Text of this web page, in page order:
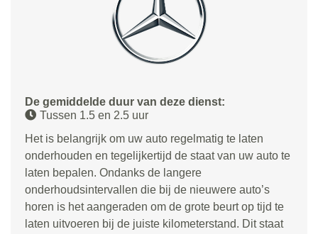
De gemiddelde duur van deze dienst:
Tussen 1.5 en 2.5 uur
Het is belangrijk om uw auto regelmatig te laten
onderhouden en tegelijkertijd de staat van uw auto te
laten bepalen. Ondanks de langere
onderhoudsintervallen die bij de nieuwere auto’s
horen is het aangeraden om de grote beurt op tijd te
laten uitvoeren bij de juiste kilometerstand. Dit staat